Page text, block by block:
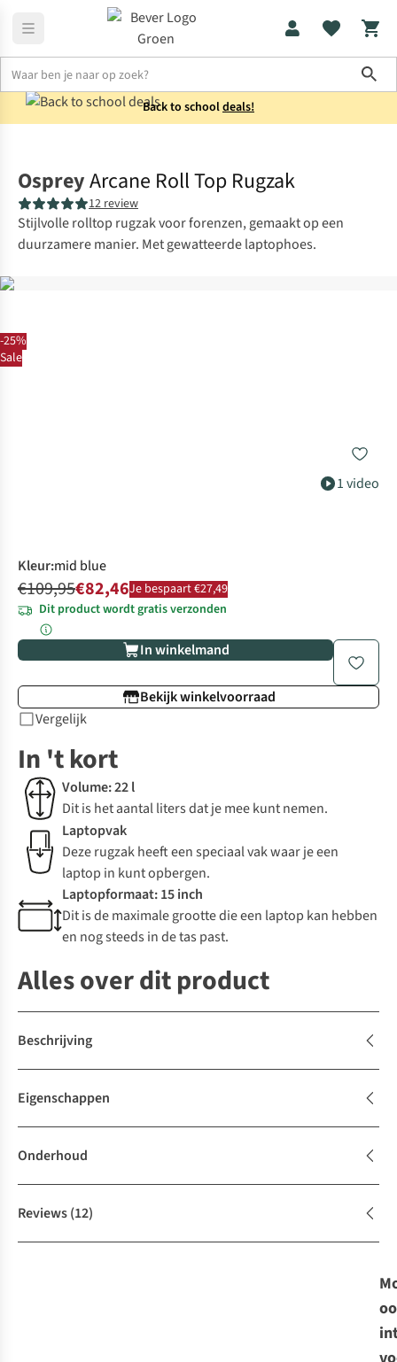
Back to schooldeals!
-25%
Sale
1 video
OspreyArcane Roll Top Rugzak
12 review
Stijlvolle rolltop rugzak voor forenzen, gemaakt op een
duurzamere manier. Met gewatteerde laptophoes.
Kleur:mid blue
€109,95€82,46Je bespaart €27,49
Dit product wordt gratis verzonden
In winkelmand
Bekijk winkelvoorraad
Vergelijk
In 't kort
Volume: 22 l
Dit is het aantal liters dat je mee kunt nemen.
Laptopvak
Deze rugzak heeft een speciaal vak waar je een
laptop in kunt opbergen.
Laptopformaat: 15 inch
Dit is de maximale grootte die een laptop kan hebben
en nog steeds in de tas past.
Alles over dit product
Beschrijving
Eigenschappen
Onderhoud
Reviews(12)